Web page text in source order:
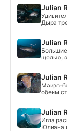
климата.
Julian
Дыра
м
глубины
Julian
щелью,
как
Julian
Макро-
обеим
Julian
Игла
Юлиана